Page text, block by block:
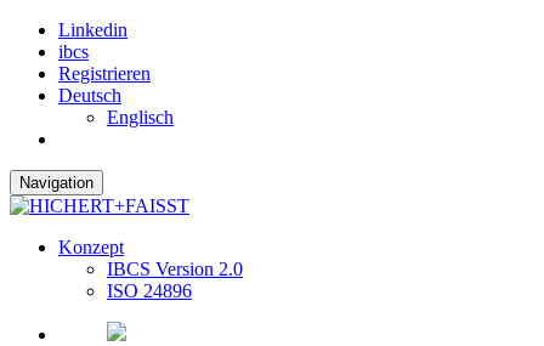
Linkedin
ibcs
Registrieren
Deutsch
Englisch
Navigation
Konzept
IBCS Version 2.0
ISO 24896